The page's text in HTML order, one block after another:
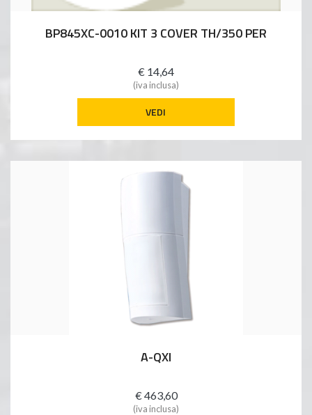
BP845XC-0010 KIT 3 COVER TH/350 PER
€ 14,64
(iva inclusa)
VEDI
A-QXI
€ 463,60
(iva inclusa)